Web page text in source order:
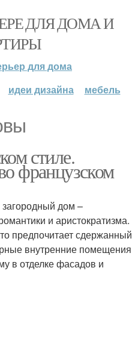
ДЛЯ ДОМА И
для дома
идеи дизайна мебель
стиле.
французском
дом –
и аристократизма.
предпочитает сдержанный
внутренние помещения
в отделке фасадов и